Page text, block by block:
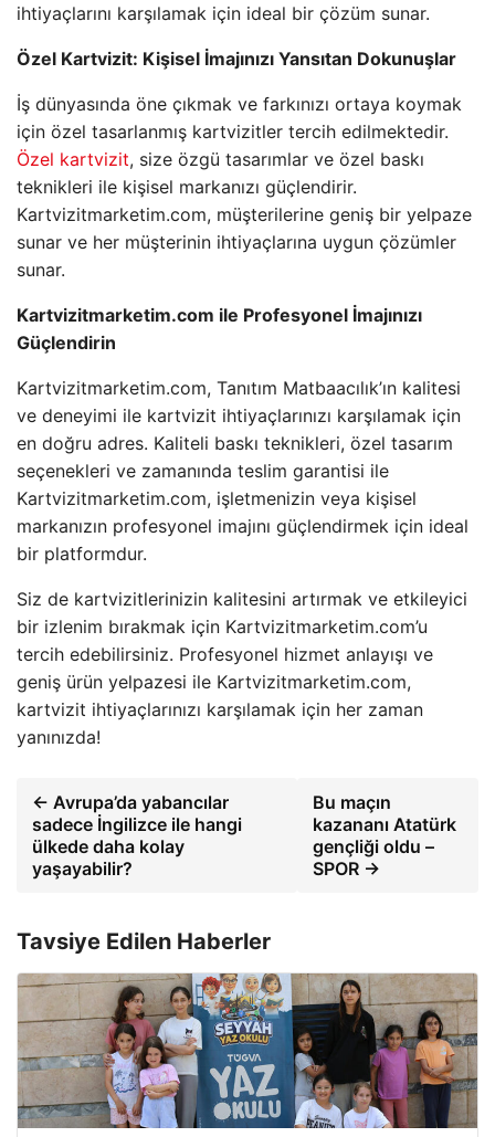
ihtiyaçlarını karşılamak için ideal bir çözüm sunar.
Özel Kartvizit: Kişisel İmajınızı Yansıtan Dokunuşlar
İş dünyasında öne çıkmak ve farkınızı ortaya koymak
için özel tasarlanmış kartvizitler tercih edilmektedir.
Özel kartvizit, size özgü tasarımlar ve özel baskı
teknikleri ile kişisel markanızı güçlendirir.
Kartvizitmarketim.com, müşterilerine geniş bir yelpaze
sunar ve her müşterinin ihtiyaçlarına uygun çözümler
sunar.
Kartvizitmarketim.com ile Profesyonel İmajınızı
Güçlendirin
Kartvizitmarketim.com, Tanıtım Matbaacılık’ın kalitesi
ve deneyimi ile kartvizit ihtiyaçlarınızı karşılamak için
en doğru adres. Kaliteli baskı teknikleri, özel tasarım
seçenekleri ve zamanında teslim garantisi ile
Kartvizitmarketim.com, işletmenizin veya kişisel
markanızın profesyonel imajını güçlendirmek için ideal
bir platformdur.
Siz de kartvizitlerinizin kalitesini artırmak ve etkileyici
bir izlenim bırakmak için Kartvizitmarketim.com’u
tercih edebilirsiniz. Profesyonel hizmet anlayışı ve
geniş ürün yelpazesi ile Kartvizitmarketim.com,
kartvizit ihtiyaçlarınızı karşılamak için her zaman
yanınızda!
← Avrupa’da yabancılar
sadece İngilizce ile hangi
ülkede daha kolay
yaşayabilir?
Bu maçın
kazananı Atatürk
gençliği oldu –
SPOR →
Tavsiye Edilen Haberler